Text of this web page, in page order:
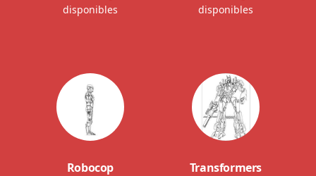
disponibles
disponibles
Robocop Transformers